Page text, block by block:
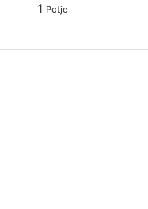
1 Potje